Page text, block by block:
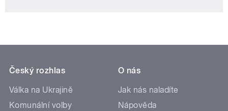
Český rozhlas
Válka na Ukrajině
Komunální volby
O nás
Jak nás naladíte
Nápověda